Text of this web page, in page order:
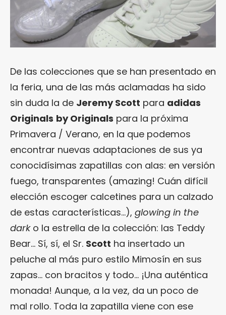
De las colecciones que se han presentado en
la feria, una de las más aclamadas ha sido
sin duda la de Jeremy Scott para adidas
Originals by Originals para la próxima
Primavera / Verano, en la que podemos
encontrar nuevas adaptaciones de sus ya
conocidísimas zapatillas con alas: en versión
fuego, transparentes (amazing! Cuán difícil
elección escoger calcetines para un calzado
de estas características…), glowing in the
darko la estrella de la colección: las Teddy
Bear… Sí, sí, el Sr. Scott ha insertado un
peluche al más puro estilo Mimosín en sus
zapas… con bracitos y todo… ¡Una auténtica
monada! Aunque, a la vez, da un poco de
mal rollo. Toda la zapatilla viene con ese